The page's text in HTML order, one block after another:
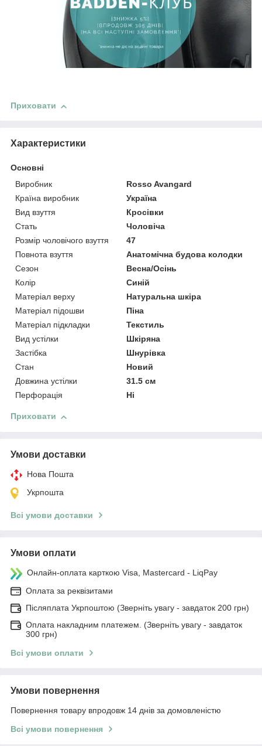
Приховати
Характеристики
Основні
Виробник
Rosso Avangard
Країна виробник
Україна
Вид взуття
Кросівки
Стать
Чоловіча
Розмір чоловічого взуття
47
Повнота взуття
Анатомічна будова колодки
Сезон
Весна/Осінь
Колір
Синій
Матеріал верху
Натуральна шкіра
Матеріал підошви
Піна
Матеріал підкладки
Текстиль
Вид устілки
Шкіряна
Застібка
Шнурівка
Стан
Новий
Довжина устілки
31.5 см
Перфорація
Ні
Приховати
Умови доставки
Нова Пошта
Укрпошта
Всі умови доставки
Умови оплати
Онлайн-оплата карткою Visa, Mastercard - LiqPay
Оплата за реквізитами
Післяплата Укрпоштою (Зверніть увагу - завдаток 200 грн)
Оплата накладним платежем. (Зверніть увагу - завдаток
300 грн)
Всі умови оплати
Умови повернення
Повернення товару впродовж 14 днів за домовленістю
Всі умови повернення